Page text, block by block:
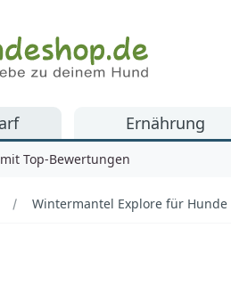
Ernährung
Top-Bewertungen
Wintermantel Explore für Hunde